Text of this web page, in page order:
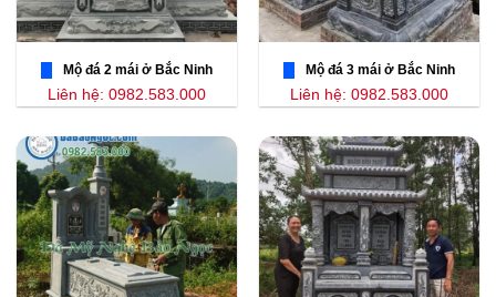
Mộ đá 2 mái ở Bắc Ninh
Liên hệ: 0982.583.000
Mộ đá 3 mái ở Bắc Ninh
Liên hệ: 0982.583.000